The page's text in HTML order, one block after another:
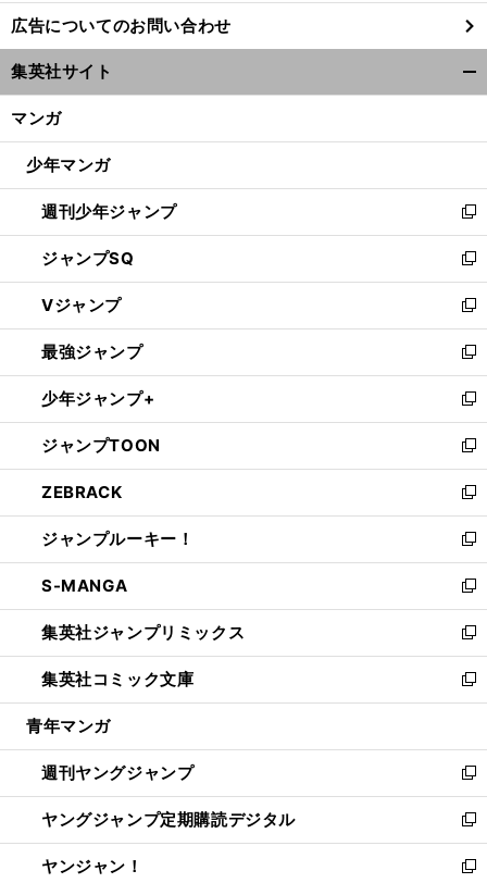
し
い
ウ
ィ
ン
ウ
開
く
広告についてのお問い合わせ
集英社サイト
マンガ
少年マンガ
週刊少年ジャンプ
新
し
い
ウ
ィ
ン
ド
ウ
で
開
く
ジャンプSQ
新
し
い
ウ
ィ
ン
ド
ウ
で
開
く
Vジャンプ
新
し
い
ウ
ィ
ン
ド
ウ
で
開
く
最強ジャンプ
新
し
い
ウ
ィ
ン
ド
ウ
で
開
く
少年ジャンプ+
新
し
い
ウ
ィ
ン
ド
ウ
で
開
く
ジャンプTOON
新
し
い
ウ
ィ
ン
ド
ウ
で
開
く
ZEBRACK
新
し
い
ウ
ィ
ン
ド
ウ
で
開
ジャンプルーキー！
新
し
い
ウ
ィ
ン
ド
ウ
開
く
S-MANGA
新
し
い
ウ
ィ
ン
ウ
で
開
く
集英社ジャンプリミックス
新
し
い
ウ
ン
ド
ウ
で
開
く
集英社コミック文庫
新
し
ウ
ィ
ン
ド
ウ
で
青年マンガ
週刊ヤングジャンプ
新
し
い
ウ
ィ
ヤングジャンプ定期購読デジタル
新
し
い
ヤンジャン！
新